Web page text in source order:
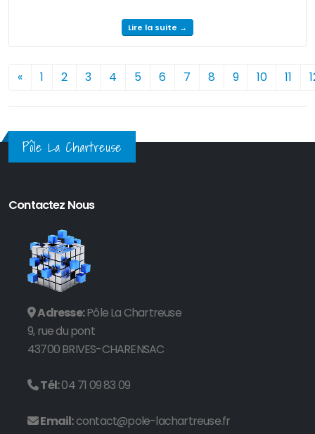
Lire la suite →
« 1 2 3 4 5 6 7 8 9 10 11
Pôle La Chartreuse
Contactez Nous
Adresse:Pôle La Chartreuse
9, rue du pont
43700 BRIVES-CHARENSAC
Tél:04 71 09 83 09
Email:contact@pole-lachartreuse.fr